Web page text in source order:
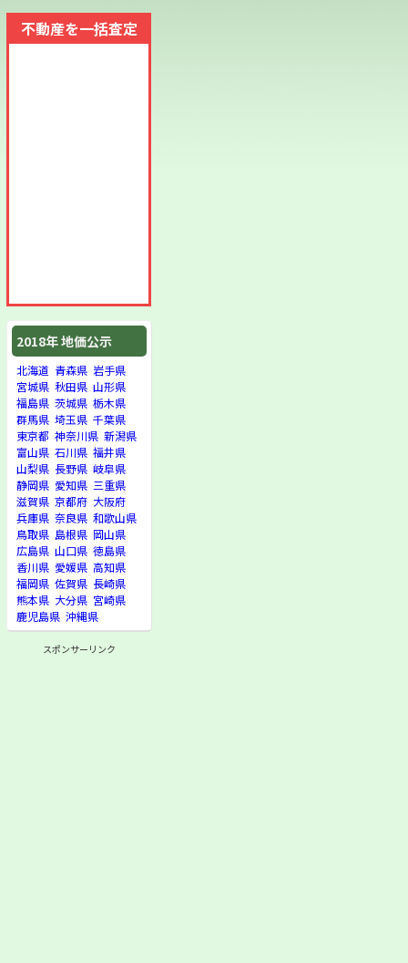
不動産を一括査定
2018年 地価公示
北海道 青森県 岩手県
宮城県 秋田県 山形県
福島県 茨城県 栃木県
群馬県 埼玉県 千葉県
東京都 神奈川県 新潟県
富山県 石川県 福井県
山梨県 長野県 岐阜県
静岡県 愛知県 三重県
滋賀県 京都府 大阪府
兵庫県 奈良県 和歌山県
鳥取県 島根県 岡山県
広島県 山口県 徳島県
香川県 愛媛県 高知県
福岡県 佐賀県 長崎県
熊本県 大分県 宮崎県
鹿児島県 沖縄県
スポンサーリンク